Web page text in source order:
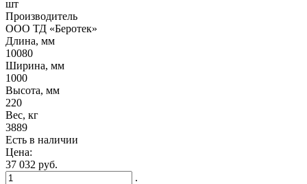
шт
Производитель
ООО ТД «Беротек»
Длина, мм
10080
Ширина, мм
1000
Высота, мм
220
Вес, кг
3889
Есть в наличии
Цена:
37 032 руб.
.